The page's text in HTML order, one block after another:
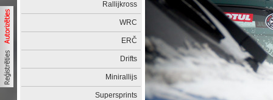
Rallijkross
WRC
ERČ
Drifts
Minirallijs
Supersprints